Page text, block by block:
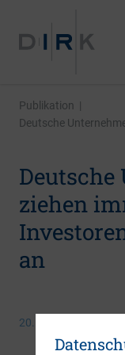
Publikation |
Deutsche
ziehen
an
20. Januar 2015